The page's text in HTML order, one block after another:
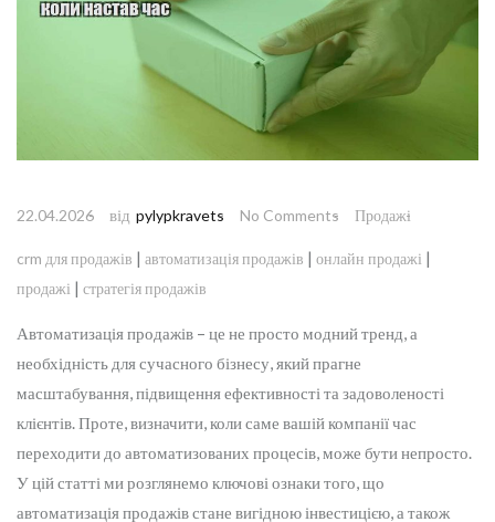
22.04.2026 від pylypkravets No Comments Продажі
crm для продажів | автоматизація продажів | онлайн продажі |
продажі | стратегія продажів
Автоматизація продажів – це не просто модний тренд, а
необхідність для сучасного бізнесу, який прагне
масштабування, підвищення ефективності та задоволеності
клієнтів. Проте, визначити, коли саме вашій компанії час
переходити до автоматизованих процесів, може бути непросто.
У цій статті ми розглянемо ключові ознаки того, що
автоматизація продажів стане вигідною інвестицією, а також